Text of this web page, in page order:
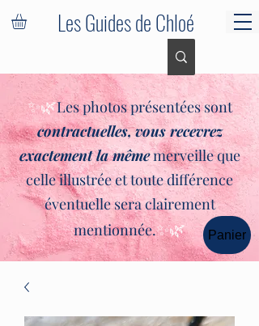
Les Guides de Chloé
✨🌿Les photos présentées sont
contractuelles,vous recevrez
exactement la mêmemerveille que
celle illustrée et toute différence
éventuelle sera clairement
mentionnée.✨🌿 Panier